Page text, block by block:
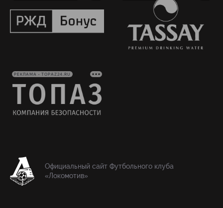
РЕКЛАМА • TOPAZ24.RU
Официальный сайт Футбольного клуба
«Локомотив»